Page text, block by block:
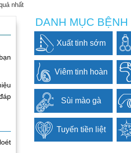
nhất
DANH MỤC BỆNH
Xuất tinh sớm
Viêm tinh hoàn
Sùi mào gà
Tuyến tiền liệt